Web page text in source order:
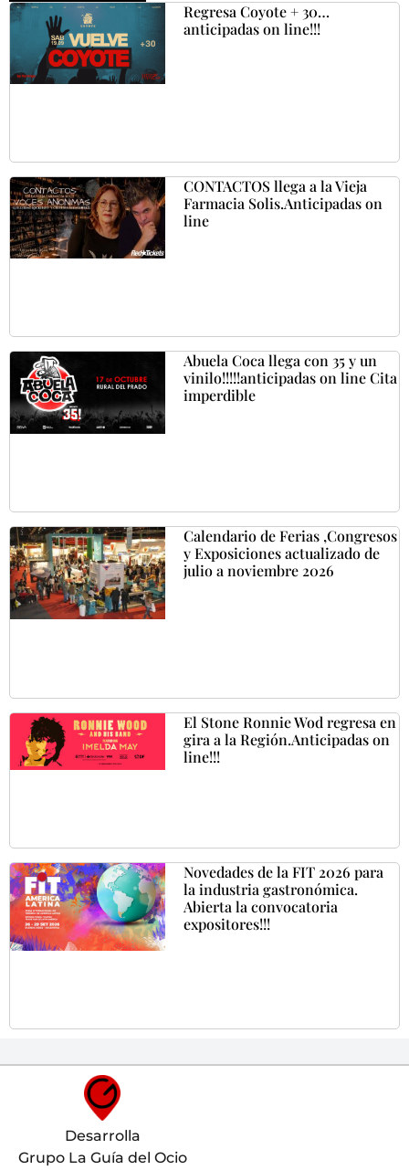
Regresa Coyote + 30…
anticipadas on line!!!
CONTACTOS llega a la Vieja
Farmacia Solis.Anticipadas on
line
Abuela Coca llega con 35 y un
vinilo!!!!!anticipadas on line Cita
imperdible
Calendario de Ferias ,Congresos
y Exposiciones actualizado de
julio a noviembre 2026
El Stone Ronnie Wod regresa en
gira a la Región.Anticipadas on
line!!!
Novedades de la FIT 2026 para
la industria gastronómica.
Abierta la convocatoria
expositores!!!
Desarrolla
Grupo La Guía del Ocio